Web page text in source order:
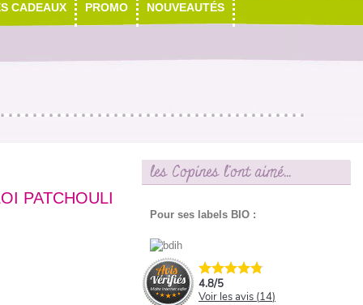
CADEAUX PROMO NOUVEAUTÉS
PATCHOULI
les Copines l'ont aimé...
Pour ses labels BIO :
4.8/5
Voir les avis (14)